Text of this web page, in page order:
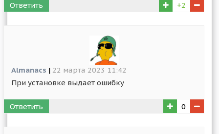
Ответить +2
Almanacs | 22 марта 2023 11:42
При установке выдает ошибку
Ответить 0